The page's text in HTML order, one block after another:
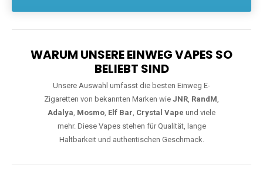
WARUM UNSERE EINWEG VAPES SO
BELIEBT SIND
Unsere Auswahl umfasst die besten Einweg E-
Zigaretten von bekannten Marken wie JNR, RandM,
Adalya, Mosmo, Elf Bar , Crystal Vape und viele
mehr. Diese Vapes stehen für Qualität, lange
Haltbarkeit und authentischen Geschmack.